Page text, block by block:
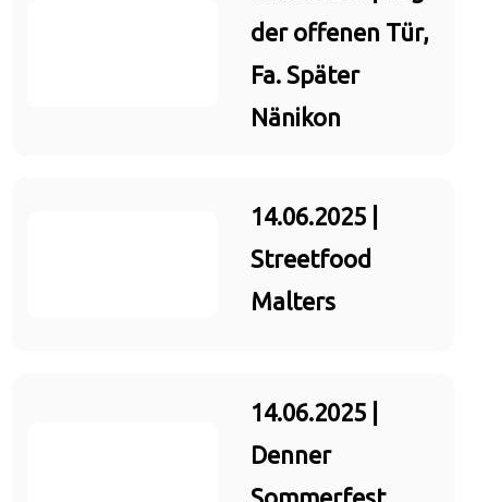
der offenen Tür,
Fa. Später
Nänikon
14.06.2025 |
Streetfood
Malters
14.06.2025 |
Denner